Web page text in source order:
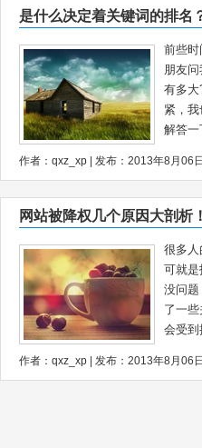
是什么决定着关键词的排名
前些时
朋友
有多大
紧，
解答
作者：qxz_xp | 发布：2013年8月06
网站被降权几个原因大剖析！
很多人
可就
没问
了一
会受
作者：qxz_xp | 发布：2013年8月06